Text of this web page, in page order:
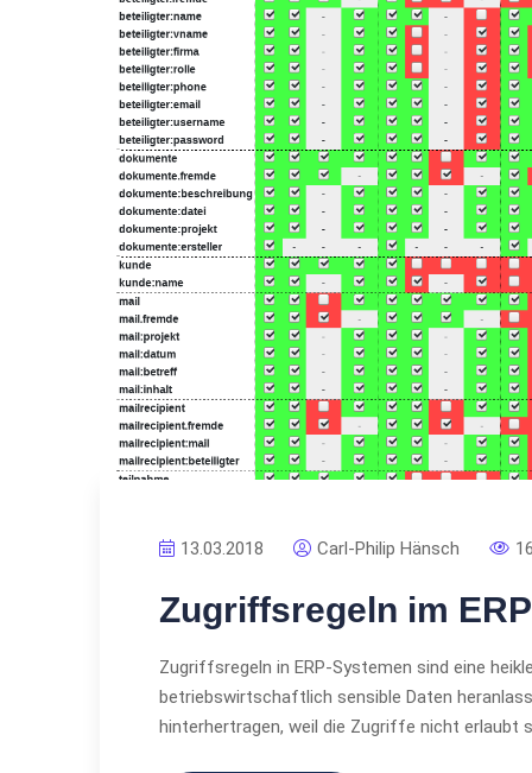
13.03.2018 Carl-Philip Hänsch
Zugriffsregeln im ERP
Zugriffsregeln in ERP-Systemen sind eine
betriebswirtschaftlich sensible Daten
hinterhertragen, weil die Zugriffe nicht erlaubt